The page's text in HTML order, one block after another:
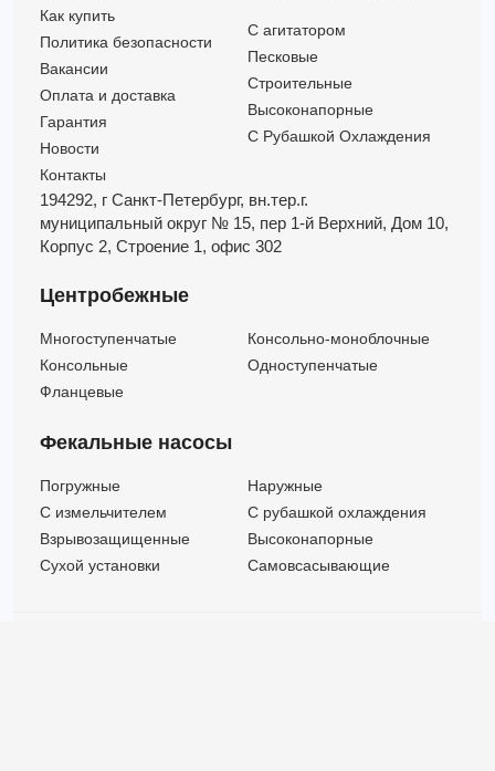
Как купить
Политика безопасности
Вакансии
Оплата и доставка
Гарантия
Новости
Контакты
C агитатором
Песковые
Строительные
Высоконапорные
С Рубашкой Охлаждения
194292, г Санкт-Петербург, вн.тер.г.
муниципальный округ № 15, пер 1-й Верхний, Дом 10,
Корпус 2, Строение 1, офис 302
Центробежные
Многоступенчатые
Консольно-моноблочные
Консольные
Одноступенчатые
Фланцевые
Фекальные насосы
Погружные
Наружные
C измельчителем
С рубашкой охлаждения
Взрывозащищенные
Высоконапорные
Сухой установки
Самовсасывающие